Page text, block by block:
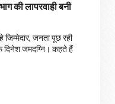
की लापरवाही बनी
जिम्मेदार, जनता पूछ रही
दिनेश जमदग्नि। कहते हैं